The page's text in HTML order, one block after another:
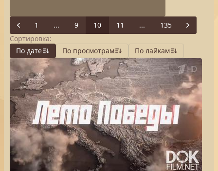
Previous
1 ... 9 10 11 ... 135
Next
Сортировка:
По дате
По просмотрам По лайкам